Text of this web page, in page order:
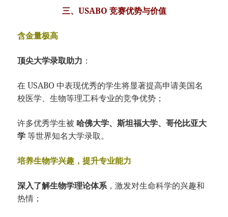
三、USABO 竞赛优势与价值
含金量极高
顶尖大学录取助力 ：
在 USABO 中表现优秀的学生将显著提高申请美国名
校医学、生物等理工科专业的竞争优势；
许多优秀学生被 哈佛大学、斯坦福大学、哥伦比亚大
学等世界知名大学录取。
培养生物学兴趣，提升专业能力
深入了解生物学理论体系，激发对生命科学的兴趣和
热情；